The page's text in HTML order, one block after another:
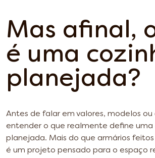
Mas afinal,
é uma
planejada?
Antes de falar em valores, modelos ou
entender o que realmente define uma
planejada. Mais do que armários
é um projeto pensado para o espaço